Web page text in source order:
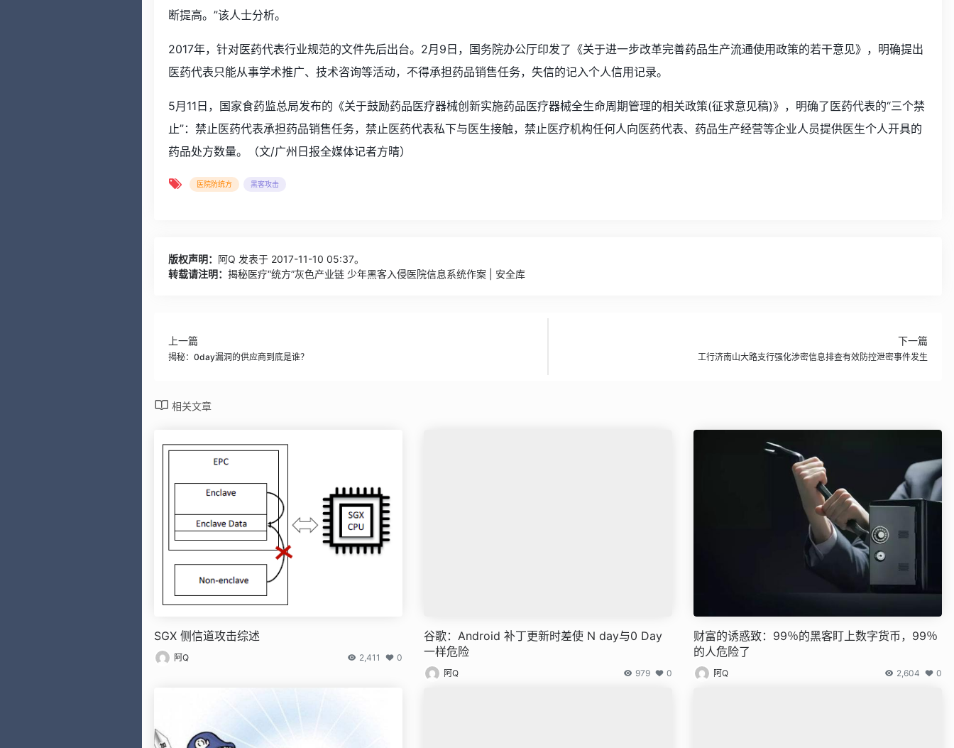
断提高。”该人士分析。
2017年，针对医药代表行业规范的文件先后出台。2月9日，国务院办公厅印发了《关于进一步改革完善药品生产流通使用政策的若干意见》，明确提出
医药代表只能从事学术推广、技术咨询等活动，不得承担药品销售任务，失信的记入个人信用记录。
5月11日，国家食药监总局发布的《关于鼓励药品医疗器械创新实施药品医疗器械全生命周期管理的相关政策(征求意见稿)》，明确了医药代表的“三个禁
止”：禁止医药代表承担药品销售任务，禁止医药代表私下与医生接触，禁止医疗机构任何人向医药代表、药品生产经营等企业人员提供医生个人开具的
药品处方数量。（文/广州日报全媒体记者方晴）
医院防统方 黑客攻击
版权声明： 阿Q 发表于 2017-11-10 05:37。
转载请注明： 揭秘医疗“统方”灰色产业链 少年黑客入侵医院信息系统作案 | 安全库
上一篇
揭秘：0day漏洞的供应商到底是谁？
下一篇
工行济南山大路支行强化涉密信息排查有效防控泄密事件发生
相关文章
SGX 侧信道攻击综述
阿Q 2,411 0
谷歌：Android 补丁更新时差使 N day与0 Day
一样危险
阿Q 979 0
财富的诱惑致：99％的黑客盯上数字货币，99％
的人危险了
阿Q 2,604 0